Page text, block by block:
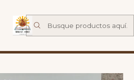
Espiritualidad
tarea espiritual - Crisis de los